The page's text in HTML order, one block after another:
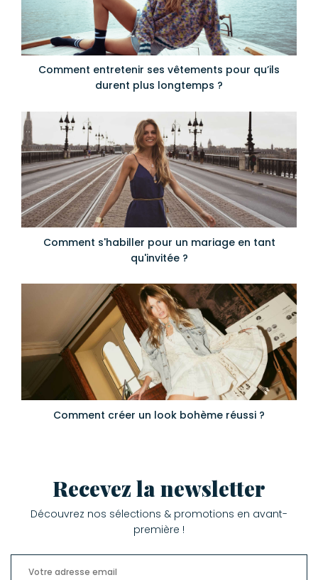
Comment entretenir ses vêtements pour qu’ils
durent plus longtemps ?
Comment s'habiller pour un mariage en tant
qu'invitée ?
Comment créer un look bohème réussi ?
Recevez la newsletter
Découvrez nos sélections & promotions en avant-
première !